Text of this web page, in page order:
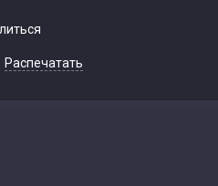
Распечатать